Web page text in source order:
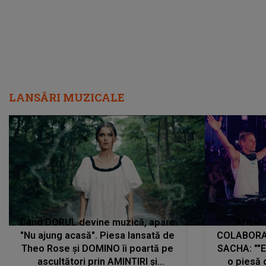
LANSĂRI MUZICALE
Când DORUL devine muzică, apare
"Nu ajung acasă". Piesa lansată de
Theo Rose și DOMINO îi poartă pe
ascultători prin AMINTIRI și
SACHA:
o piesă